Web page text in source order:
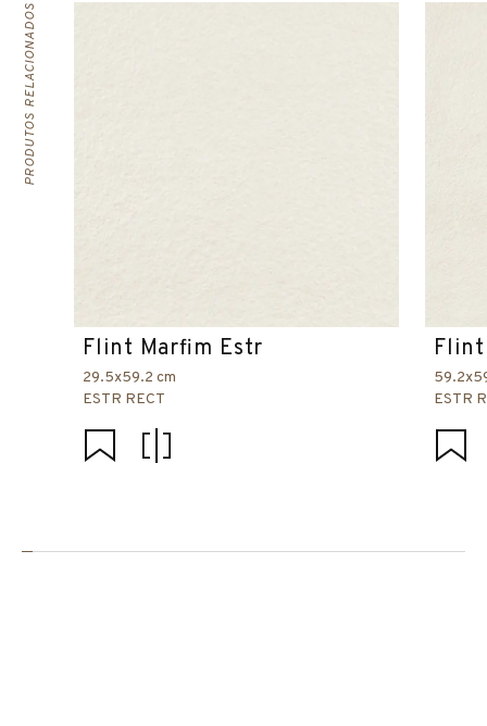
PRODUTOS RELACIONADOS
Flint Marfim Estr
29.5x59.2 cm
ESTR RECT
ESTR